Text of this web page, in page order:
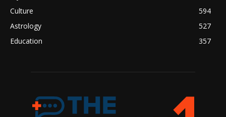
Culture
594
Astrology
527
Education
357